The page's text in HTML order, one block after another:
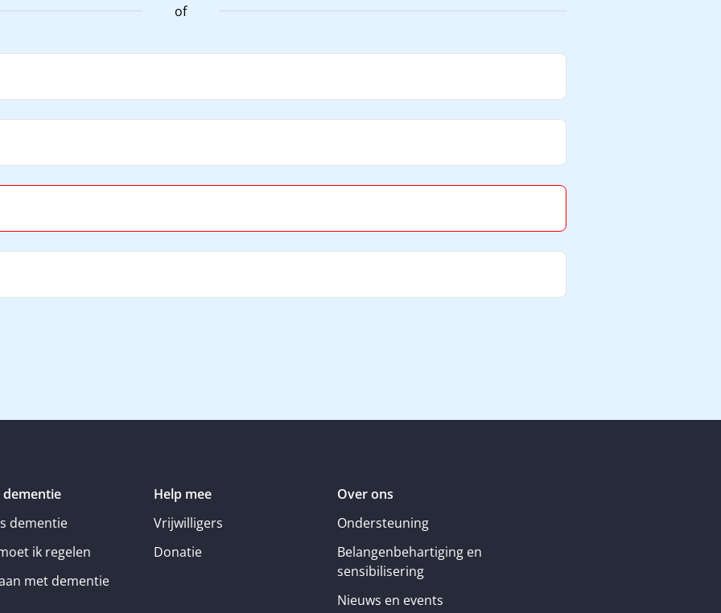
of
dementie
dementie
ik regelen
met dementie
Help mee
Vrijwilligers
Donatie
Over ons
Ondersteuning
Belangenbehartiging en
sensibilisering
Nieuws en events